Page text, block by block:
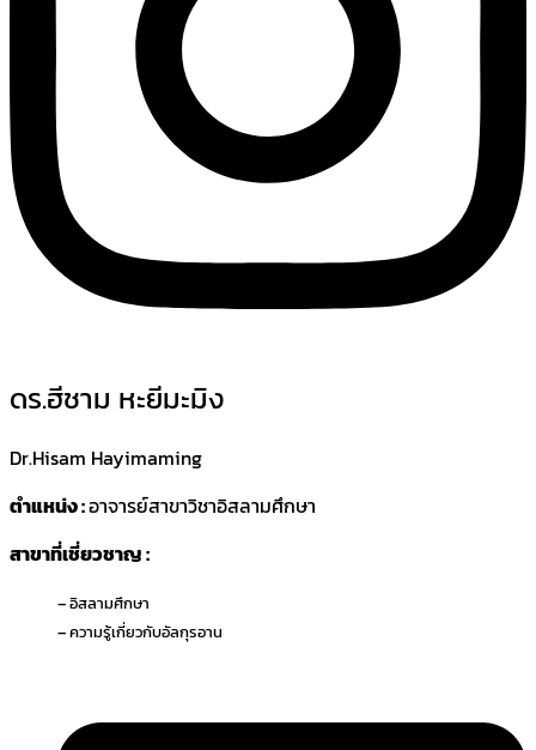
ดร.ฮีชาม หะยีมะมิง
Dr.Hisam Hayimaming
ตำแหน่ง :อาจารย์สาขาวิชาอิสลามศึกษา
สาขาที่เชี่ยวชาญ :
– อิสลามศึกษา
– ความรู้เกี่ยวกับอัลกุรอาน